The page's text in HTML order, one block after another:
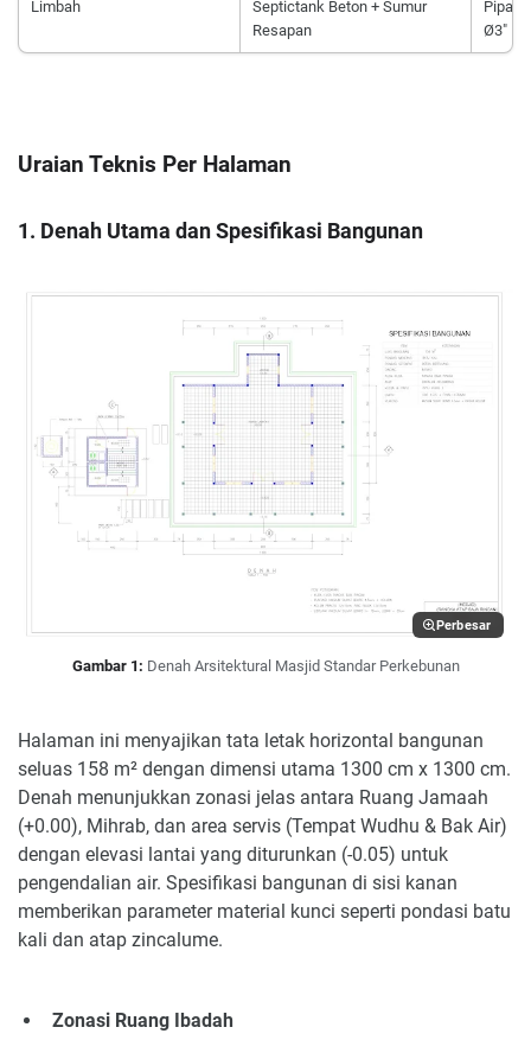
Limbah
Septictank Beton + Sumur
Resapan
Pipa
Ø3"
Uraian Teknis Per Halaman
1. Denah Utama dan Spesifikasi Bangunan
Perbesar
Gambar 1: Denah Arsitektural Masjid Standar Perkebunan
Halaman ini menyajikan tata letak horizontal bangunan
seluas 158 m² dengan dimensi utama 1300 cm x 1300 cm.
Denah menunjukkan zonasi jelas antara Ruang Jamaah
(+0.00), Mihrab, dan area servis (Tempat Wudhu & Bak Air)
dengan elevasi lantai yang diturunkan (-0.05) untuk
pengendalian air. Spesifikasi bangunan di sisi kanan
memberikan parameter material kunci seperti pondasi batu
kali dan atap zincalume.
Zonasi Ruang Ibadah